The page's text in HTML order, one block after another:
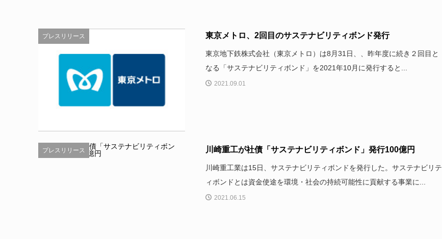
プレスリリース 東京メトロ、2回目のサステナビリティボンド発行
東京地下鉄株式会社（東京メトロ）は8月31日、、昨年度に続き２回目と
なる「サステナビリティボンド」を2021年10月に発行すると...
2021.09.01
プレスリリース 川崎重工が社債「サステナビリティボンド」発行100億円
川崎重工業は15日、サステナビリティボンドを発行した。サステナビリテ
ィボンドとは資金使途を環境・社会の持続可能性に貢献する事業に...
2021.06.15